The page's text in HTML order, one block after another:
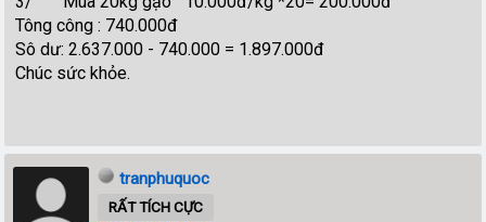
Tông công : 740.000đ
Sô dư: 2.637.000 - 740.000 = 1.897.000đ
Chúc sức khỏe.
tranphuquoc
RẤT TÍCH CỰC